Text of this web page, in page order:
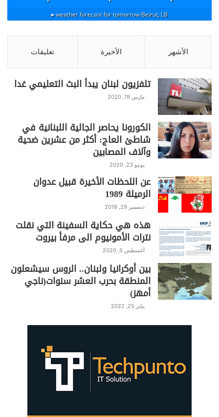
Beirut, LB
weather forecast for tomorrow ▸
الأشهر الأخيرة تعليقات
تلفزيون لبنان يبدأ البث التعليمي غدا
مارس 19, 2020
الكورونا يحاصر الجالية اللبنانية في
شاطئ العاج: أكثر من عشرين ضحية
وآلاف المصابين
يونيو 23, 2020
عن اللحظات الأخيرة قبيل عدوان
الرميلة 1989
ديسمبر 29, 2018
هذه هي حكاية السفينة التي نقلت
نترات الأمونيوم الى مرفأ بيروت
أغسطس 5, 2020
بين أوكرانيا ولبنان.. الروس سيشعلون
المنطقة بحرب العشر سنوات(ناجي
أمهز)
يناير 25, 2022